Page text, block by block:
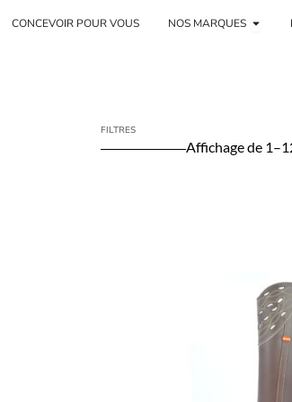
CONCEVOIR POUR VOUS NOS MARQUES
FILTRES
Affichage de